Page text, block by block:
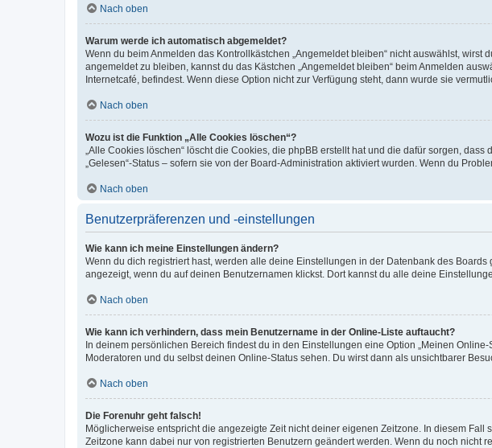
Nach oben
Warum werde ich automatisch abgemeldet?
Wenn du beim Anmelden das Kontrollkästchen „Angemeldet bleiben“ nicht auswählst,
angemeldet zu bleiben, kannst du das Kästchen „Angemeldet bleiben“ beim Anmelden
Internetcafé, befindest. Wenn diese Option nicht zur Verfügung steht, dann wurde sie
Nach oben
Wozu ist die Funktion „Alle Cookies löschen“?
„Alle Cookies löschen“ löscht die Cookies, die phpBB erstellt hat und die dafür sorgen,
„Gelesen“-Status – sofern sie von der Board-Administration aktiviert wurden. Wenn du
Nach oben
Benutzerpräferenzen und -einstellungen
Wie kann ich meine Einstellungen ändern?
Wenn du dich registriert hast, werden alle deine Einstellungen in der Datenbank des
angezeigt, wenn du auf deinen Benutzernamen klickst. Dort kannst du alle deine
Nach oben
Wie kann ich verhindern, dass mein Benutzername in der Online-Liste auftaucht?
In deinem persönlichen Bereich findest du in den Einstellungen eine Option „Meinen
Moderatoren und du selbst deinen Online-Status sehen. Du wirst dann als unsichtbarer
Nach oben
Die Forenuhr geht falsch!
Möglicherweise entspricht die angezeigte Zeit nicht deiner eigenen Zeitzone. In diesem
Zeitzone kann dabei nur von registrierten Benutzern geändert werden. Wenn du noch nicht